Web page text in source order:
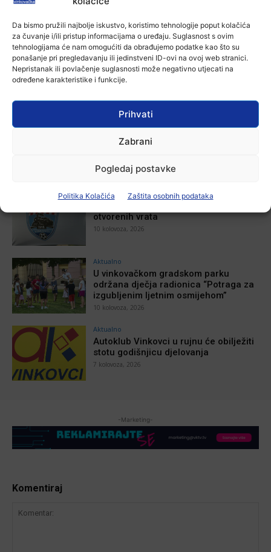
Da bismo pružili najbolje iskustvo, koristimo tehnologije poput kolačića
za čuvanje i/ili pristup informacijama o uređaju. Suglasnost s ovim
tehnologijama će nam omogućiti da obrađujemo podatke kao što su
ponašanje pri pregledavanju ili jedinstveni ID-ovi na ovoj web stranici.
Nepristanak ili povlačenje suglasnosti može negativno utjecati na
određene karakteristike i funkcije.
Prihvati
Zabrani
Pogledaj postavke
Politika Kolačića Zaštita osobnih podataka
stotu godišnjicu djelovanja
Ana Tokić 7 kolovoza, 2026
Aktualno
Održana treća po redu kulturna
manifestacija pod nazivom Ljeto u
rasplesani Apševački veseljaci
10 kolovoza, 2026
Aktualno
otvorenih vrata
10 kolovoza, 2026
Aktualno
U vinkovačkom gradskom parku
održana dječja radionica “Potraga za
izgubljenim ljetnim osmijehom”
10 kolovoza, 2026
Aktualno
Autoklub Vinkovci u rujnu će obilježiti
stotu godišnjicu djelovanja
7 kolovoza, 2026
-Marketing-
Komentiraj